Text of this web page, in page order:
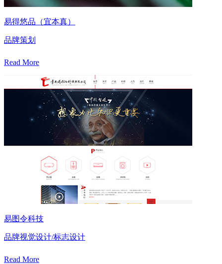
易得悠品（宜本真）
品牌策划
Read More
易图令科技
品牌视觉设计/标志设计
Read More